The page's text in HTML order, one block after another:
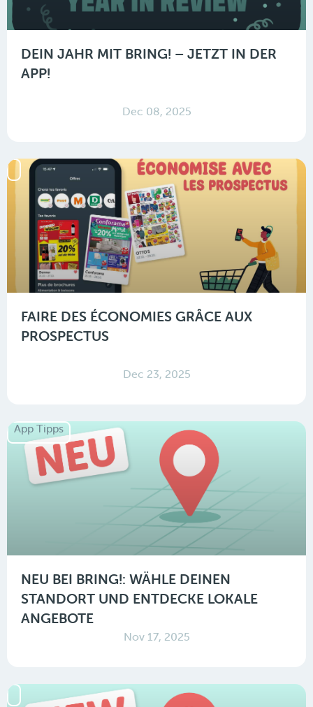
DEIN JAHR MIT BRING! – JETZT IN DER
APP!
Dec 08, 2025
FAIRE DES ÉCONOMIES GRÂCE AUX
PROSPECTUS
Dec 23, 2025
App Tipps
NEU BEI BRING!: WÄHLE DEINEN
STANDORT UND ENTDECKE LOKALE
ANGEBOTE
Nov 17, 2025